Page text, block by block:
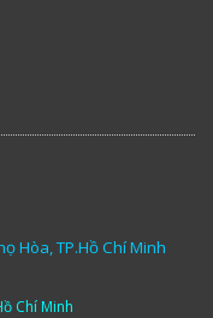
Hòa, TP.Hồ Chí Minh
Chí Minh